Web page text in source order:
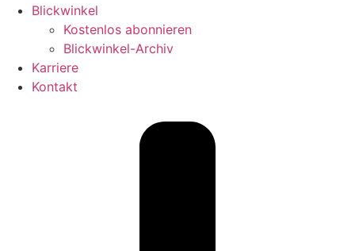
Blickwinkel
Kostenlos abonnieren
Blickwinkel-Archiv
Karriere
Kontakt